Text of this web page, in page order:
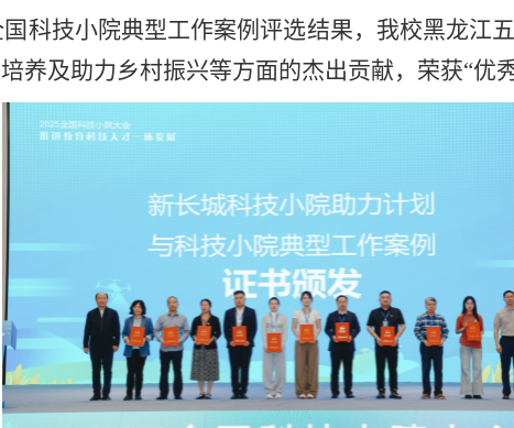
科技小院典型工作案例 评选结果，我校黑龙江
养及助力乡村振兴等方面的杰出贡献，荣获“优